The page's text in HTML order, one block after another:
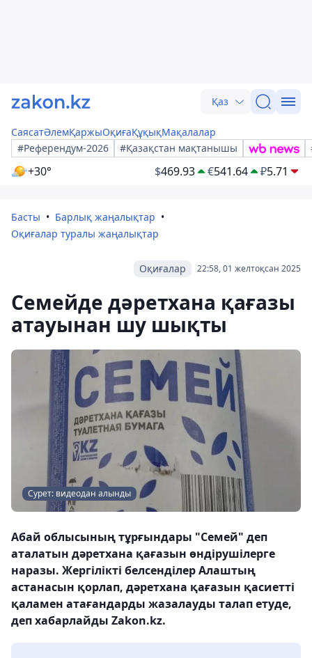
Қаз
СаясатӘлемҚаржыОқиғаҚұқықМақалалар
#Референдум-2026
#Қазақстан мақтанышы
+30° $469.93 €541.64 ₽5.71
Басты
Барлық жаңалықтар
Оқиғалар туралы жаңалықтар
22:58, 01 желтоқсан 2025
Оқиғалар
Семейде дәретхана қағазы
атауынан шу шықты
Сурет: видеодан алынды
Абай облысының тұрғындары "Семей" деп
аталатын дәретхана қағазын өндірушілерге
наразы. Жергілікті белсенділер Алаштың
астанасын қорлап, дәретхана қағазын қасиетті
қаламен атағандарды жазалауды талап етуде,
деп хабарлайды Zakon.kz.